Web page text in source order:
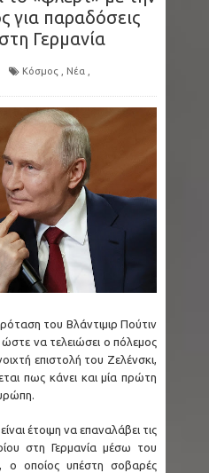
για παραδόσεις
Γερμανία
Κόσμος Νέα
του Βλάντιμιρ Πούτιν
να τελειώσει ο πόλεμος
επιστολή του Ζελένσκι,
πως κάνει και μία πρώτη
έτοιμη να επαναλάβει τις
στη Γερμανία μέσω του
οποίος υπέστη σοβαρές